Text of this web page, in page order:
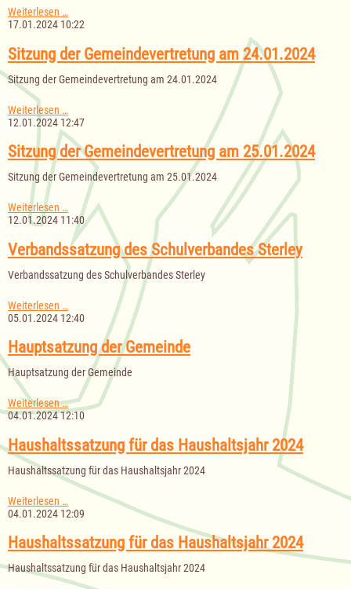
Weiterlesen …Sitzung
der
am
25.01.2024
17.01.2024 10:22
Sitzung der Gemeindevertretung am 24.01.2024
Sitzung der Gemeindevertretung am 24.01.2024
Weiterlesen …
der
Gemeindevertretung
am
24.01.2024
12.01.2024 12:47
Sitzung der Gemeindevertretung am 25.01.2024
Sitzung der Gemeindevertretung am 25.01.2024
Weiterlesen …Sitzung
der
Gemeindevertretung
am
25.01.2024
12.01.2024 11:40
Verbandssatzung des Schulverbandes Sterley
Verbandssatzung des Schulverbandes Sterley
Weiterlesen … Verbandssatzung
des
Schulverbandes
Sterley
05.01.2024 12:40
Hauptsatzung der Gemeinde
Hauptsatzung der Gemeinde
Weiterlesen …Hauptsatzung
der
04.01.2024 12:10
Haushaltssatzung für das Haushaltsjahr 2024
Haushaltssatzung für das Haushaltsjahr 2024
Weiterlesen … Haushaltssatzung
für
Haushaltsjahr
2024
04.01.2024 12:09
Haushaltssatzung für das Haushaltsjahr 2024
Haushaltssatzung für das Haushaltsjahr 2024